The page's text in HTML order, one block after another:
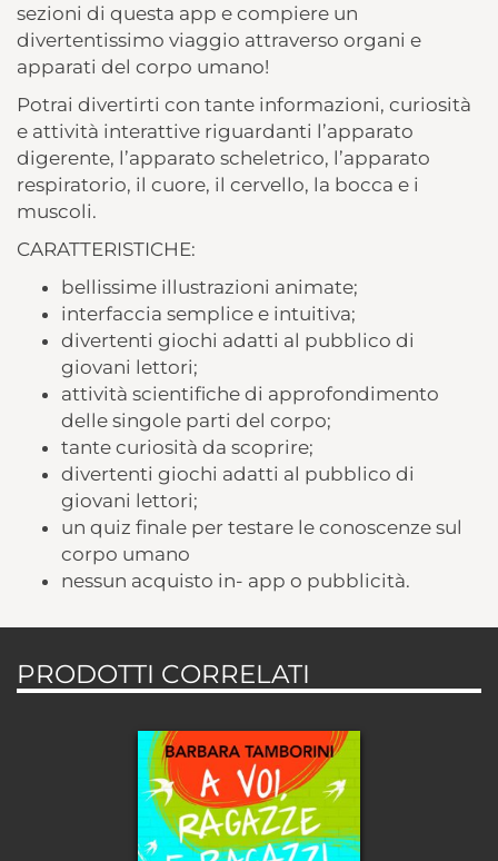
sezioni di questa app e compiere un
divertentissimo viaggio attraverso organi e
apparati del corpo umano!
Potrai divertirti con tante informazioni, curiosità
e attività interattive riguardanti l’apparato
digerente, l’apparato scheletrico, l’apparato
respiratorio, il cuore, il cervello, la bocca e i
muscoli.
CARATTERISTICHE:
bellissime illustrazioni animate;
interfaccia semplice e intuitiva;
divertenti giochi adatti al pubblico di
giovani lettori;
attività scientifiche di approfondimento
delle singole parti del corpo;
tante curiosità da scoprire;
divertenti giochi adatti al pubblico di
giovani lettori;
un quiz finale per testare le conoscenze sul
corpo umano
nessun acquisto in- app o pubblicità.
PRODOTTI CORRELATI